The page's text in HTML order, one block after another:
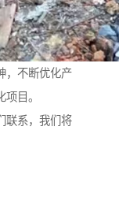
，不断优化产
目。
联系，我们将